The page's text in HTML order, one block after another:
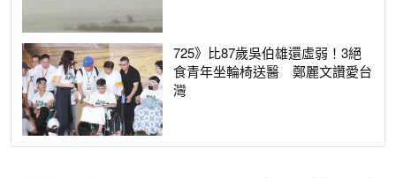
725》比87歲吳伯雄還虛弱！3絕
食青年坐輪椅送醫 鄭麗文讚愛台
灣